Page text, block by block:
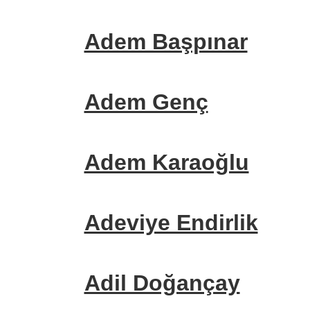
Adem Başpınar
Adem Genç
Adem Karaoğlu
Adeviye Endirlik
Adil Doğançay